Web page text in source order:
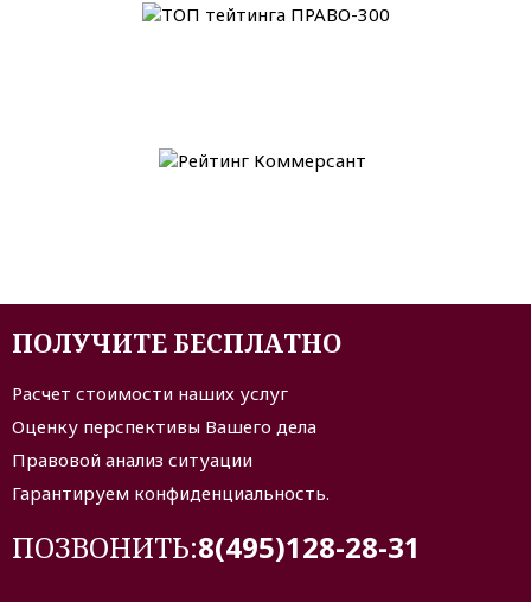
ПОЛУЧИТЕ БЕСПЛАТНО
Расчет стоимости наших услуг
Оценку перспективы Вашего дела
Правовой анализ ситуации
Гарантируем конфиденциальность.
ПОЗВОНИТЬ:8(495)128-28-31